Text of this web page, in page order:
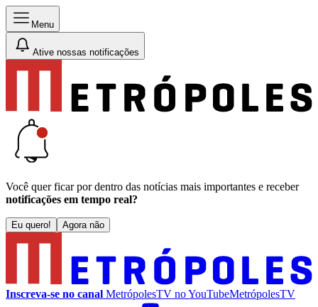
Menu
Ative nossas notificações
Você quer ficar por dentro das notícias mais importantes e receber
notificações em tempo real?
Eu quero! Agora não
Inscreva-se no canal MetrópolesTV noYouTubeMetrópolesTV